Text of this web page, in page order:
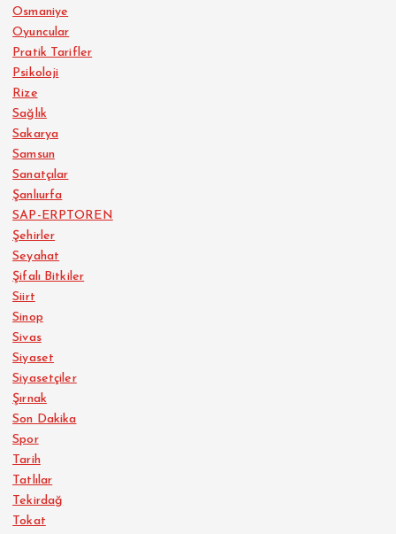
Osmaniye
Oyuncular
Pratik Tarifler
Psikoloji
Rize
Sağlık
Sakarya
Samsun
Sanatçılar
Şanlıurfa
SAP-ERPTOREN
Şehirler
Seyahat
Şifalı Bitkiler
Siirt
Sinop
Sivas
Siyaset
Siyasetçiler
Şırnak
Son Dakika
Spor
Tarih
Tatlılar
Tekirdağ
Tokat